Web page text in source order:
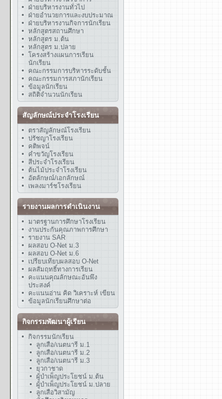
ฝ่ายบริหารงานทั่วไป
ฝ่ายอำนวยการและงบประมาณ
ฝ่ายบริหารงานกิจการนักเรียน
หลักสูตรสถานศึกษา
หลักสูตร ม.ต้น
หลักสูตร ม.ปลาย
โครงสร้างแผนการเรียน
นักเรียน
คณะกรรมการบริหารระดับชั้น
คณะกรรมการสภานักเรียน
ข้อมูลนักเรียน
สถิติจำนวนนักเรียน
สัญลักษณ์ประจำโรงเรียน
ตราสัญลักษณ์โรงเรียน
ปรัชญาโรงเรียน
คติพจน์
คำขวัญโรงเรียน
สีประจำโรงเรียน
ต้นไม้ประจำโรงเรียน
อัตลักษณ์/เอกลักษณ์
เพลงมาร์ชโรงเรียน
รายงานผลการดำเนินงาน
มาตรฐานการศึกษาโรงเรียน
งานประกันคุณภาพการศึกษา
รายงาน SAR
ผลสอบ O-Net ม.3
ผลสอบ O-Net ม.6
เปรียบเทียบผลสอบ O-Net
ผลสัมฤทธิ์ทางการเรียน
คะแนนคุณลักษณะอันพึง
ประสงค์
คะแนนอ่าน คิด วิเคราะห์ เขียน
ข้อมูลนักเรียนศึกษาต่อ
กิจกรรมพัฒนาผู้เรียน
กิจกรรมนักเรียน
ลูกเสือ/เนตนารี ม.1
ลูกเสือ/เนตนารี ม.2
ลูกเสือ/เนตนารี ม.3
ยุวกาชาด
ผู้บำเพ็ญประโยชน์ ม.ต้น
ผู้บำเพ็ญประโยชน์ ม.ปลาย
ลูกเสือวิสามัญ